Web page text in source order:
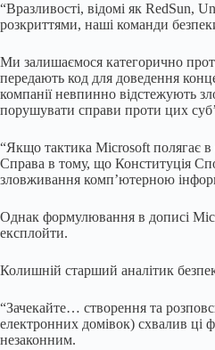
“Вразливості, відомі як RedSun,
розкриттями, наші команди
Ми залишаємося категорично
передають код для доведення
компанії невпинно відстежують
порушувати справи проти цих
“Якщо тактика Microsoft полягає в
Справа в тому, що Конституція
зловживання комп’ютерною
Однак формулювання в дописі
експлойти.
Колишній старший аналітик
“Зачекайте… створення та
електронних домівок) схвалив ці
незаконним.